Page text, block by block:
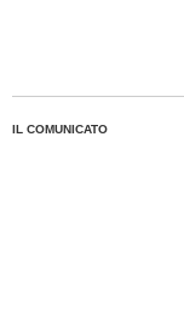
IL COMUNICATO